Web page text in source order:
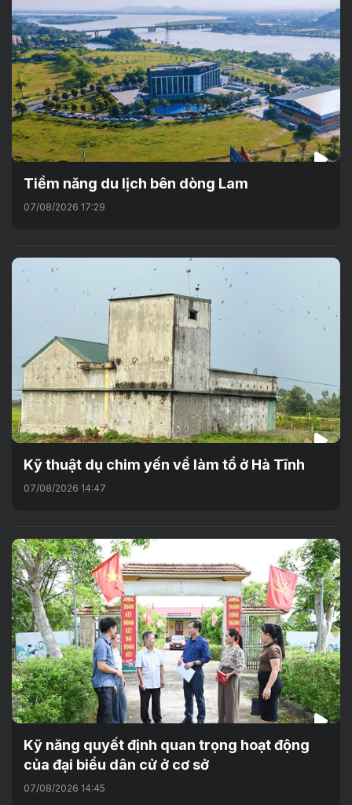
Tiềm năng du lịch bên dòng Lam
07/08/2026 17:29
Kỹ thuật dụ chim yến về làm tổ ở Hà Tĩnh
07/08/2026 14:47
Kỹ năng quyết định quan trọng hoạt động
của đại biểu dân cử ở cơ sở
07/08/2026 14:45